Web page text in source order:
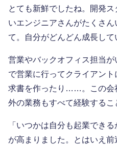
とても新鮮でしたね。開発
いエンジニアさんがたくさ
て。自分がどんどん成長して
営業やバックオフィス担当
で営業に行ってクライアン
求書を作ったり……。この会
外の業務もすべて経験するこ
「いつかは自分も起業でき
が高まりました。とはいえ